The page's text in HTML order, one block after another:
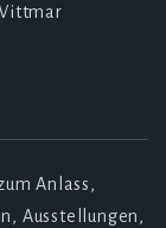
Anlass,
Ausstellungen,